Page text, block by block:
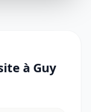
à Guy